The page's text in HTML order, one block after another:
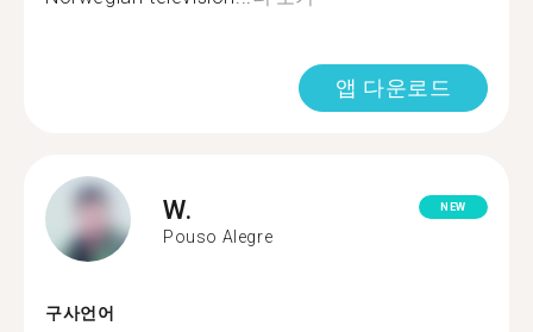
앱 다운로드
W.
Pouso Alegre
NEW
구사언어